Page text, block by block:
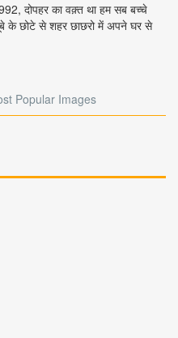
दोपहर का वक़्त था हम सब बच्चे
के छोटे से शहर छाछरो में अपने घर से
Popular Images